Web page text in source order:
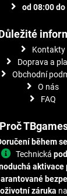
od 08:00
Kontakty
Doprava a
Obchodní
O nás
FAQ
Proč
během
Technická
aktivace
záruka